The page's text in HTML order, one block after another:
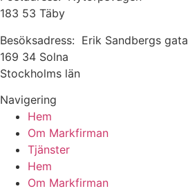
183 53 Täby
Besöksadress: Erik Sandbergs gata
169 34 Solna
Stockholms län
Navigering
Hem
Om Markfirman
Tjänster
Hem
Om Markfirman